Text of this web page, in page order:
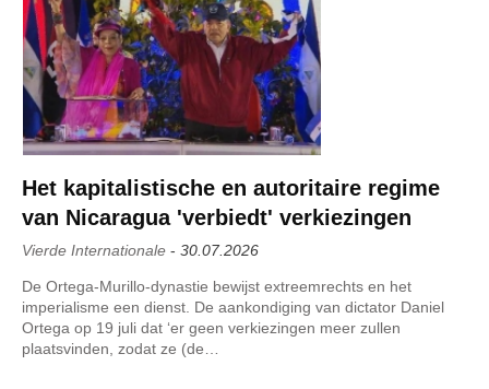
Het kapitalistische en autoritaire regime
van Nicaragua 'verbiedt' verkiezingen
Vierde Internationale - 30.07.2026
De Ortega-Murillo-dynastie bewijst extreemrechts en het
imperialisme een dienst. De aankondiging van dictator Daniel
Ortega op 19 juli dat ‘er geen verkiezingen meer zullen
plaatsvinden, zodat ze (de…